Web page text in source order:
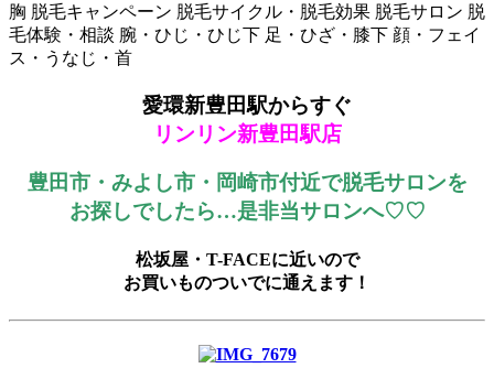
胸 脱毛キャンペーン 脱毛サイクル・脱毛効果 脱毛サロン 脱
毛体験・相談 腕・ひじ・ひじ下 足・ひざ・膝下 顔・フェイ
ス・うなじ・首
愛環新豊田駅からすぐ
リンリン新豊田駅店
豊田市・みよし市・岡崎市付近で脱毛サロンを
お探しでしたら…是非当サロンへ♡♡
松坂屋・T-FACEに近いので
お買いものついでに通えます！